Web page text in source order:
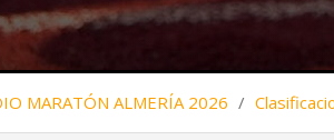
MARATÓN ALMERÍA 2026 /